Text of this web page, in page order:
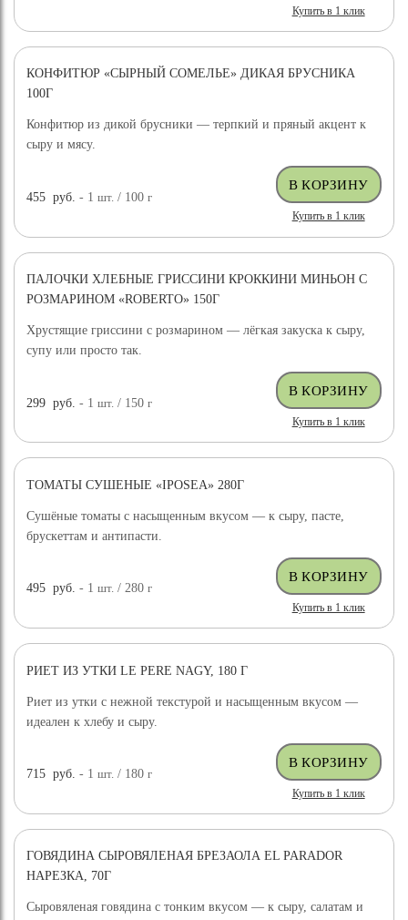
Купить в 1 клик
КОНФИТЮР «СЫРНЫЙ СОМЕЛЬЕ» ДИКАЯ БРУСНИКА
100Г
Конфитюр из дикой брусники — терпкий и пряный акцент к
сыру и мясу.
455 руб. - 1шт. / 100г
Купить в 1 клик
ПАЛОЧКИ ХЛЕБНЫЕ ГРИССИНИ КРОККИНИ МИНЬОН С
РОЗМАРИНОМ «ROBERTO» 150Г
Хрустящие гриссини с розмарином — лёгкая закуска к сыру,
супу или просто так.
299 руб. - 1шт. / 150г
Купить в 1 клик
ТОМАТЫ СУШЕНЫЕ «IPOSEA» 280Г
Сушёные томаты с насыщенным вкусом — к сыру, пасте,
брускеттам и антипасти.
495 руб. - 1шт. / 280г
Купить в 1 клик
РИЕТ ИЗ УТКИ LE PERE NAGY, 180 Г
Риет из утки с нежной текстурой и насыщенным вкусом —
идеален к хлебу и сыру.
715 руб. - 1шт. / 180г
Купить в 1 клик
ГОВЯДИНА СЫРОВЯЛЕНАЯ БРЕЗАОЛА EL PARADOR
НАРЕЗКА, 70Г
Сыровяленая говядина с тонким вкусом — к сыру, салатам и